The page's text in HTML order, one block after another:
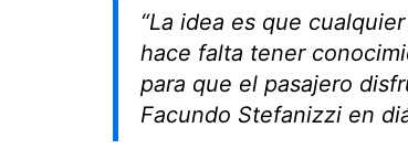
“La idea es que
hace falta tener
para que el pasajero
Facundo Stefanizzi en